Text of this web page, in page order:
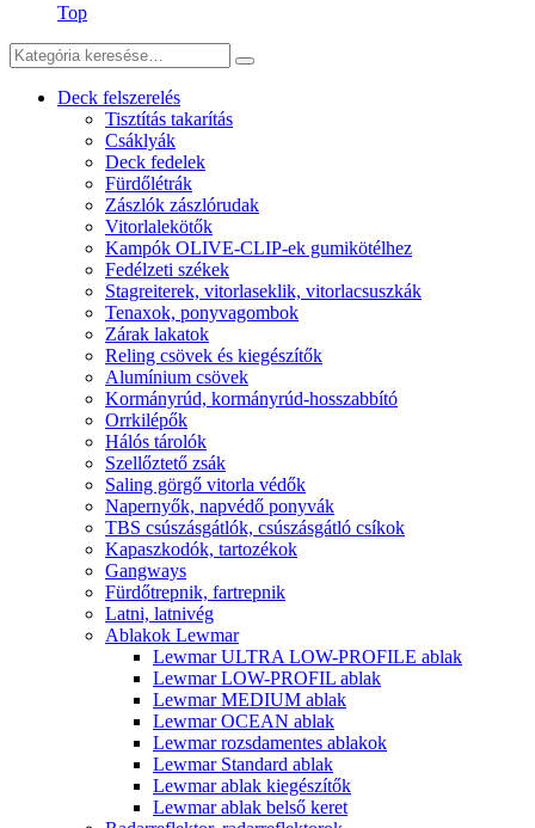
Top
Deck felszerelés
Tisztítás takarítás
Csáklyák
Deck fedelek
Fürdőlétrák
Zászlók zászlórudak
Vitorlalekötők
Kampók OLIVE-CLIP-ek gumikötélhez
Fedélzeti székek
Stagreiterek, vitorlaseklik, vitorlacsuszkák
Tenaxok, ponyvagombok
Zárak lakatok
Reling csövek és kiegészítők
Alumínium csövek
Kormányrúd, kormányrúd-hosszabbító
Orrkilépők
Hálós tárolók
Szellőztető zsák
Saling görgő vitorla védők
Napernyők, napvédő ponyvák
TBS csúszásgátlók, csúszásgátló csíkok
Kapaszkodók, tartozékok
Gangways
Fürdőtrepnik, fartrepnik
Latni, latnivég
Ablakok Lewmar
Lewmar ULTRA LOW-PROFILE ablak
Lewmar LOW-PROFIL ablak
Lewmar MEDIUM ablak
Lewmar OCEAN ablak
Lewmar rozsdamentes ablakok
Lewmar Standard ablak
Lewmar ablak kiegészítők
Lewmar ablak belső keret